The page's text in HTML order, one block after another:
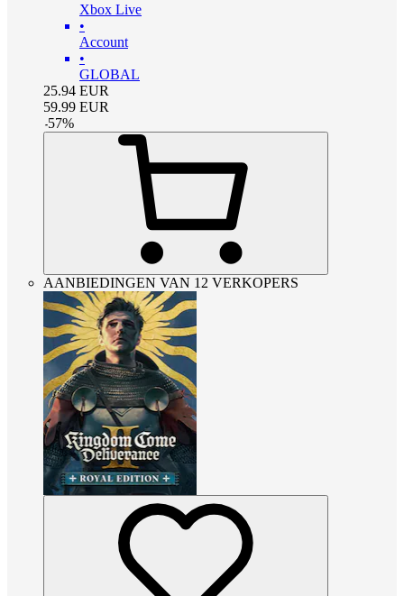
Xbox Live
•
Account
•
GLOBAL
25.94 EUR
59.99 EUR
-57%
AANBIEDINGEN VAN 12 VERKOPERS